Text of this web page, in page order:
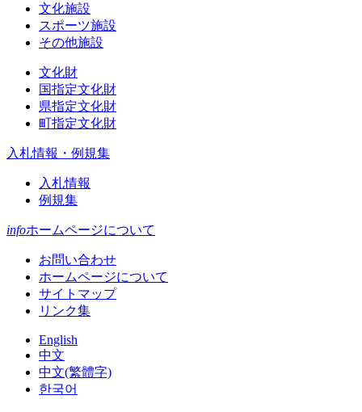
文化施設
スポーツ施設
その他施設
文化財
国指定文化財
県指定文化財
町指定文化財
入札情報・例規集
入札情報
例規集
infoホームページについて
お問い合わせ
ホームページについて
サイトマップ
リンク集
English
中文
中文(繁體字)
한국어